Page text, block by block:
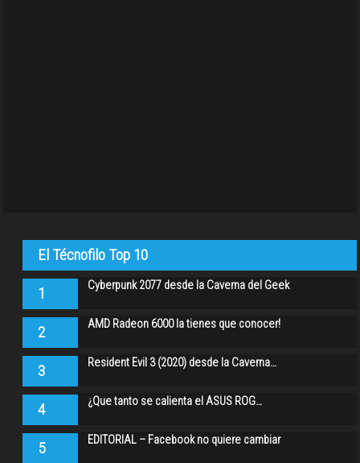
El Técnofilo Top 10
1 Cyberpunk 2077 desde la Caverna del Geek
2 AMD Radeon 6000 la tienes que conocer!
3 Resident Evil 3 (2020) desde la Caverna…
4 ¿Que tanto se calienta el ASUS ROG…
5 EDITORIAL – Facebook no quiere cambiar